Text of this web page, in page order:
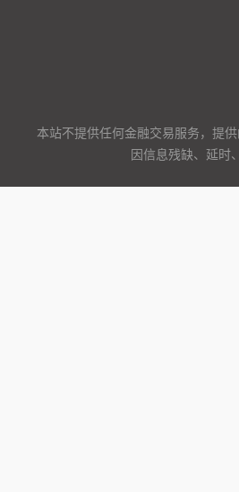
本站不提供任何金融交易服务，提
因信息残缺、延时